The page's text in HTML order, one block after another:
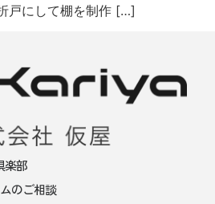
戸にして棚を制作 […]
楽部
のご相談